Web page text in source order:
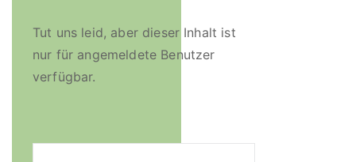
Tut uns leid, aber dieser Inhalt ist
nur für angemeldete Benutzer
verfügbar.